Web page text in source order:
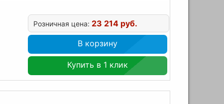
Розничная цена: 23 214 руб.
В корзину
Купить в 1 клик